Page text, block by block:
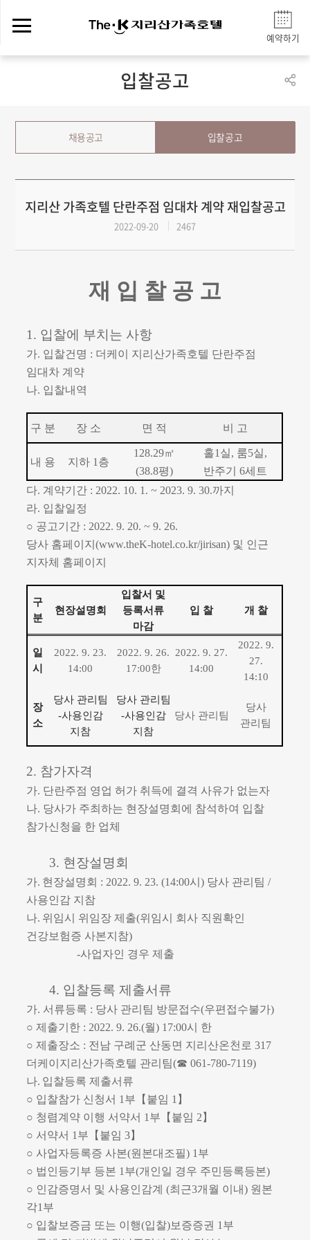
예약하기
입찰공고
채용공고 입찰공고
지리산 가족호텔 단란주점 임대차 계약 재입찰공고
2022-09-20 2467
재 입 찰 공 고
1. 입찰에 부치는 사항
가. 입찰건명 : 더케이 지리산가족호텔 단란주점
임대차 계약
나. 입찰내역
구 분 장 소 면 적 비 고
내 용 지하 1 층
128.29㎡
(38.8평)
홀1 실, 룸5실,
반주기6세트
다. 계약기간 : 2022. 10. 1. ~ 2023. 9. 30.까지
라. 입찰일정
○ 공고기간 : 2022. 9. 20. ~ 9. 26.
당사 홈페이지(www.theK-hotel.co.kr/jirisan) 및 인근
지자체 홈페이지
구
분
현장설명회
입찰서 및
등록서류
마감
입 찰 개 찰
일
시
2022. 9. 23.
14:00
2022. 9. 26.
17:00한
2022. 9. 27.
14:00
2022. 9.
27.
14:10
장
소
당사 관리 팀
-사용인감
지참
당사 관리 팀
-사용인감
지참
당사 관리팀
당사
관리팀
2. 참가자격
가. 단란주점 영업 허가 취득에 결격 사유가 없는자
나. 당사가 주최하는 현장설명회에 참석하여 입찰
참가신청을 한 업체
3. 현장설명회
가. 현장설명회 : 2022. 9. 23. (14:00시) 당사 관리팀/
사용인감 지참
나. 위임시 위임장 제출(위임시 회사 직원확인
건강보험증 사본지참)
-사업자인 경우 제출
4. 입찰등록 제출서류
가. 서류등록 : 당사 관리팀 방문접수(우편접수불가)
○제출기한 : 2022. 9. 26.(월) 17:00시 한
○제출장소 : 전남 구례군 산동면 지리산온천로317
더케이지리산가족호텔 관리팀(☎061-780-7119)
나. 입찰등록 제출서류
○ 입찰참가 신청서 1 부 【 붙임 1 】
○ 청렴계약 이행 서약서 1 부 【 붙임 2 】
○ 서약서 1 부 【 붙임3】
○ 사업자등록증 사본(원본대조필) 1 부
○ 법인등기부 등본 1 부(개인일 경우 주민등록등본)
○ 인감증명서 및 사용인감계(최근3개월 이내) 원본
각1 부
○ 입찰보증금 또는 이행(입찰)보증증권 1 부